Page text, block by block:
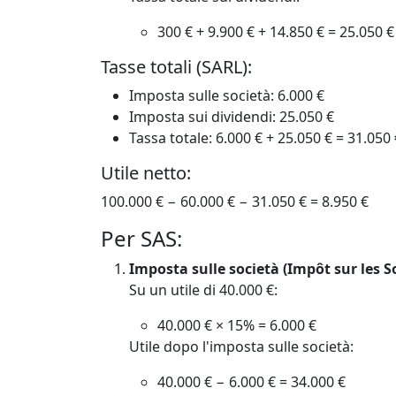
300 € + 9.900 € + 14.850 € = 25.050 €
Tasse totali (SARL):
Imposta sulle società: 6.000 €
Imposta sui dividendi: 25.050 €
Tassa totale: 6.000 € + 25.050 € = 31.050
Utile netto:
100.000 € − 60.000 € − 31.050 € = 8.950 €
Per SAS:
Imposta sulle società (Impôt sur les
Su un utile di 40.000 €:
40.000 € × 15% = 6.000 €
Utile dopo l'imposta sulle società:
40.000 € − 6.000 € = 34.000 €